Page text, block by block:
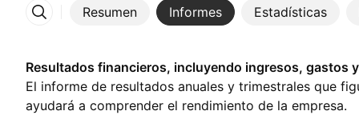
Resumen Informes Estadísticas
Más
Resultados financieros, incluyendo ingresos, gastos
El informe de resultados anuales y trimestrales que
ayudará a comprender el rendimiento de la empresa.